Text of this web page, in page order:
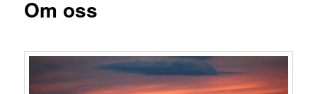
Om oss